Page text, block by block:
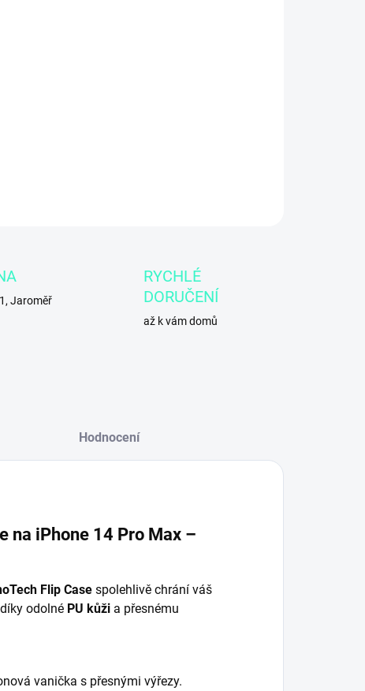
Jaroměř
RYCHLÉ
DORUČENÍ
až k vám domů
Hodnocení
na iPhone 14 Pro Max –
Flip Case spolehlivě chrání váš
odolné PU kůži a přesnému
vanička s přesnými výřezy.